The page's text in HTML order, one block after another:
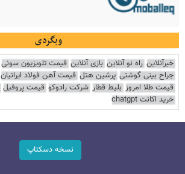
وبگردی
خبرآنلاین راه نو آنلاین بازی آنلاین قیمت تلویزیون سونی
جراح بینی گوشتی پرشین هتل قیمت آهن فولاد ایرانیان
قیمت طلا امروز بلیط قطار شرکت رادوکو قیمت پروفیل
خرید اکانت chatgpt
نسخه دسکتاپ